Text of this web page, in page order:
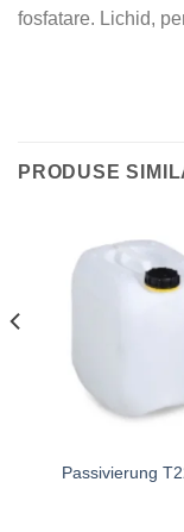
fosfatare. Lichid,
PRODUSE
Passivierung